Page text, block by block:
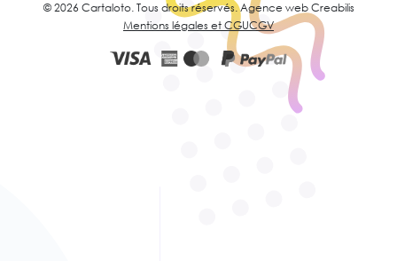
© 2026 Cartaloto. Tous droits réservés.Agence web Creabilis
Mentions légales et CGUCGV